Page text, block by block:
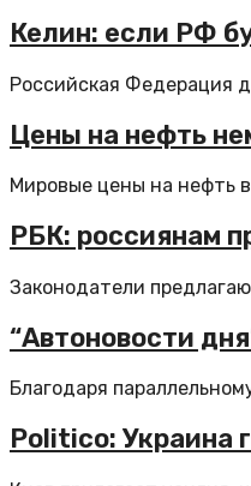
Келин: если РФ
Российская Федерация
Цены на нефть
Мировые цены на нефть
РБК: россиянам
Законодатели
“Автоновости
Благодаря
Politico: Украина